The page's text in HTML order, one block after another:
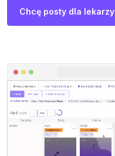
Chcę posty dla lekarzy